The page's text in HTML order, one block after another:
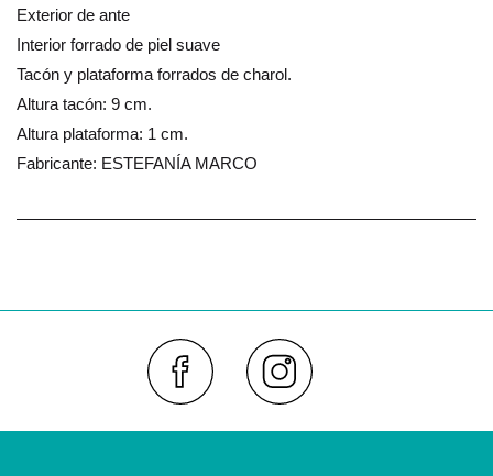
Exterior de ante
Interior forrado de piel suave
Tacón y plataforma forrados de charol.
Altura tacón: 9 cm.
Altura plataforma: 1 cm.
Fabricante: ESTEFANÍA MARCO